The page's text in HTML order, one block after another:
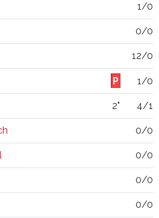
1/0
0/0
12/0
1/0
2" 4/1
0/0
0/0
0/0
0/0